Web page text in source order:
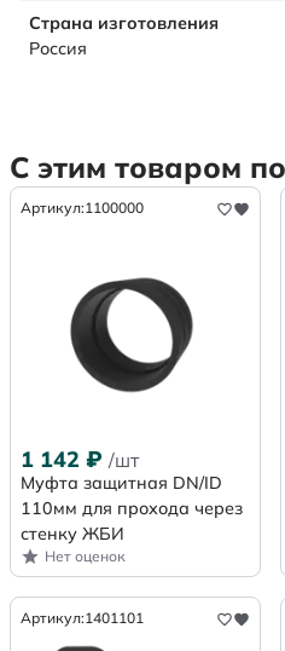
Страна изготовления
Россия
С этим товаром
Артикул:1100000
1 142 ₽ /шт
Муфта защитная DN/ID
110мм для прохода через
стенку ЖБИ
Нет оценок
Артикул:1401101